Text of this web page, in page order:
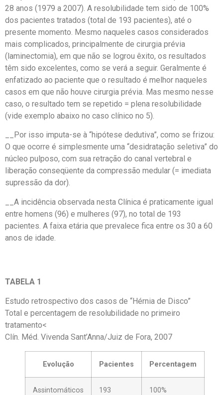
28 anos (1979 a 2007). A resolubilidade tem sido de 100%
dos pacientes tratados (total de 193 pacientes), até o
presente momento. Mesmo naqueles casos considerados
mais complicados, principalmente de cirurgia prévia
(laminectomia), em que não se logrou êxito, os resultados
têm sido excelentes, como se verá a seguir. Geralmente é
enfatizado ao paciente que o resultado é melhor naqueles
casos em que não houve cirurgia prévia. Mas mesmo nesse
caso, o resultado tem se repetido = plena resolubilidade
(vide exemplo abaixo no caso clínico no 5).
__Por isso imputa-se à “hipótese dedutiva”, como se frizou:
O que ocorre é simplesmente uma “desidratação seletiva” do
núcleo pulposo, com sua retração do canal vertebral e
liberação conseqüente da compressão medular (= imediata
supressão da dor).
__A incidência observada nesta Clínica é praticamente igual
entre homens (96) e mulheres (97), no total de 193
pacientes. A faixa etária que prevalece fica entre os 30 a 60
anos de idade.
TABELA 1
Estudo retrospectivo dos casos de “Hérnia de Disco”
Total e percentagem de resolubilidade no primeiro
tratamento<
Clín. Méd. Vivenda Sant’Anna/Juiz de Fora, 2007
Evolução Pacientes Percentagem
Assintomáticos
193 100%